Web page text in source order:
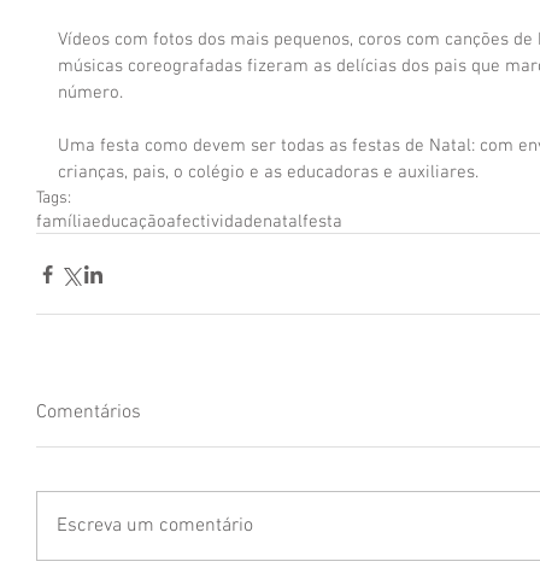
Vídeos com fotos dos mais pequenos, coros com canções
músicas coreografadas fizeram as delícias dos pais que
número.
Uma festa como devem ser todas as festas de Natal: com
crianças, pais, o colégio e as educadoras e auxiliares.
Tags:
famíliaeducaçãoafectividadenatalfesta
Comentários
Escreva um comentário